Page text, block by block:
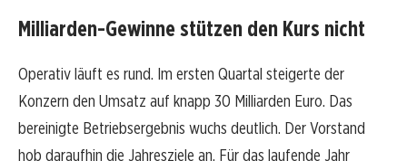
Milliarden-Gewinne stützen den Kurs nicht
Operativ läuft es rund. Im ersten Quartal steigerte der
Konzern den Umsatz auf knapp 30 Milliarden Euro. Das
bereinigte Betriebsergebnis wuchs deutlich. Der Vorstand
hob daraufhin die Jahresziele an. Für das laufende Jahr